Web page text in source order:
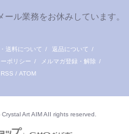
ール業務をお休みしています。
送料について / 返品について /
ポリシー / メルマガ登録・解除 /
RSS / ATOM
Art AIM AII rights reserved.